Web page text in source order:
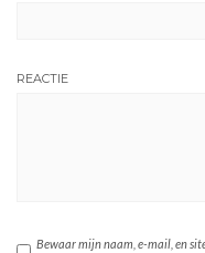
REACTIE
Bewaar mijn naam, e-mail, en